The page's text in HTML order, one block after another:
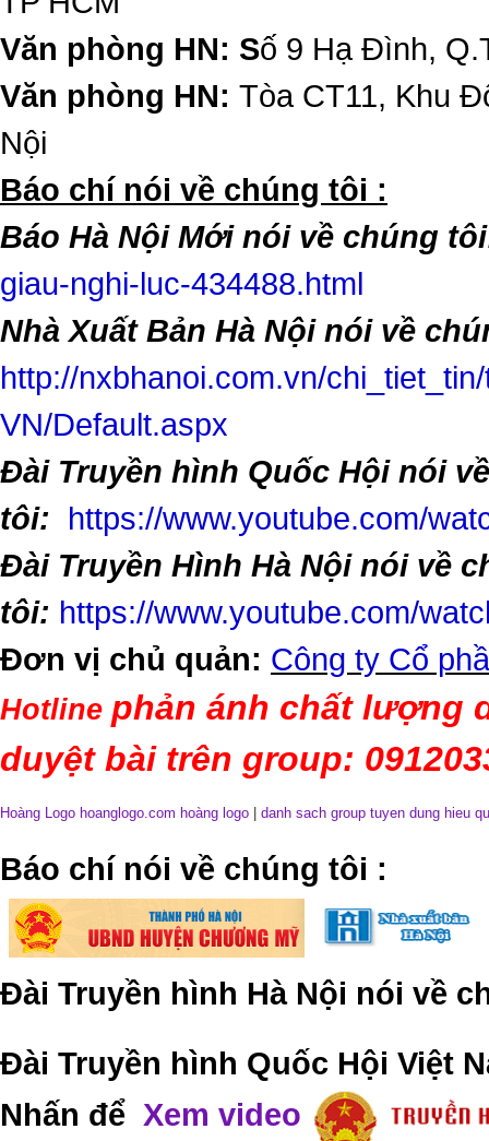
Văn phòng HN: Số 9 Hạ Đình,
Văn phòng HN: Tòa CT11, Khu
Nội
​Báo chí nói về chúng tôi :
Báo Hà Nội Mới nói về chúng
giau-nghi-luc-434488.html
Nhà Xuất Bản Hà Nội nói về
http://nxbhanoi.com.vn/
VN/Default.aspx
Đài Truyền hình Quốc Hội nói
tôi:
https://www.youtube.com/
Đài Truyền Hình Hà Nội nói về
tôi: https://www.youtube.com/
Đơn vị chủ quản: Công ty Cổ
Hotline phản ánh chất lượng
duyệt bài trên group:
Hoàng Logo hoanglogo.com hoàng logo danh sach group tuyen dung hieu
​Báo chí nói về chúng tôi :
Đài Truyền hình Hà Nội nói về
Đài Truyền hình Quốc Hội Việt
Nhấn để Xem video